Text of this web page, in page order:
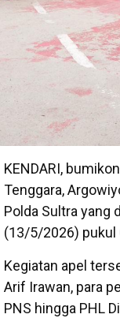
KENDARI,
Tenggara,
Polda Sultra yang
(13/5/2026) pukul
Kegiatan apel
Arif Irawan, para
PNS hingga PHL